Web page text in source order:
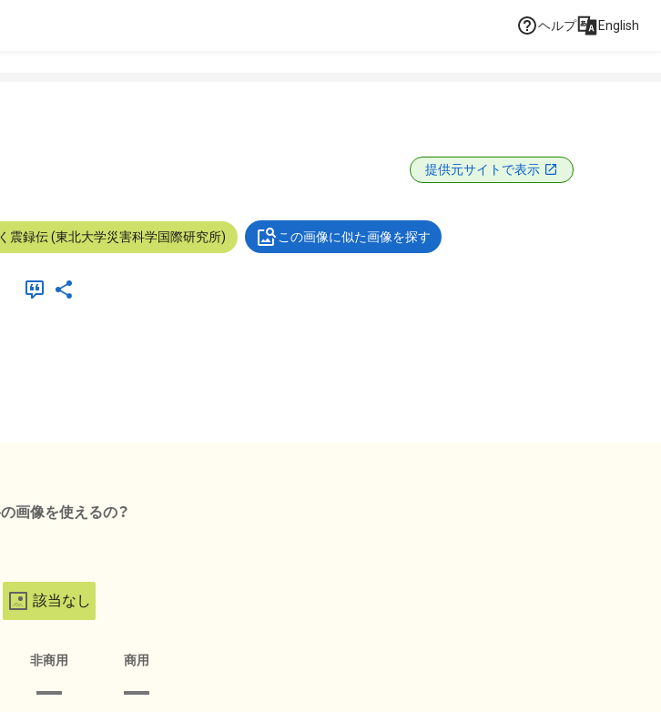
ヘルプ English
提供元サイトで表示
震録伝 (東北大学災害科学国際研究所) この画像に似た画像を探す
画像を使えるの？
該当なし
非商用 商用